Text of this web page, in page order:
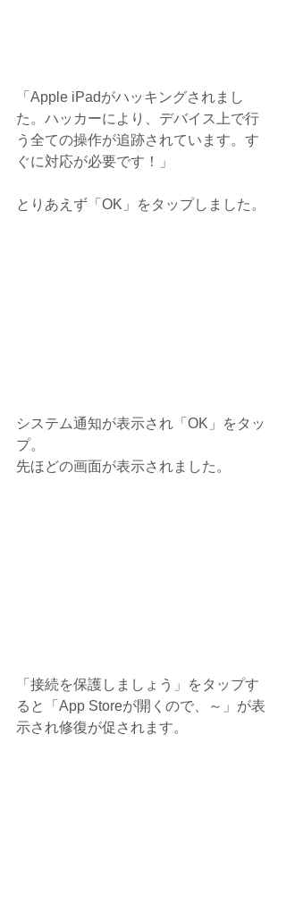
「Apple iPadがハッキングされまし
た。ハッカーにより、デバイス上で行
う全ての操作が追跡されています。す
ぐに対応が必要です！」
とりあえず「OK」をタップしました。
システム通知が表示され「OK」をタッ
プ。
先ほどの画面が表示されました。
「接続を保護しましょう」をタップす
ると「App Storeが開くので、～」が表
示され修復が促されます。